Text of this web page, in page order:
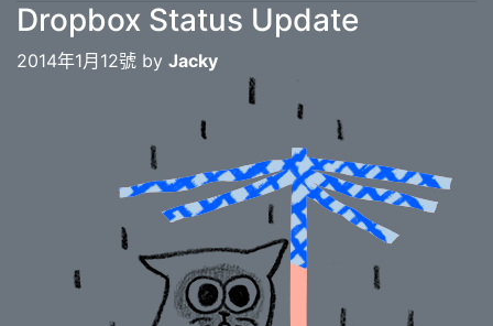
Dropbox Status Update
2014年1月12號 by Jacky